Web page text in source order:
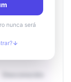
Desconocido
Desconocido
nunca será